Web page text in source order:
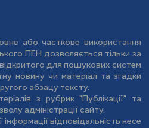
або часткове використання
ПЕН дозволяється тільки за
для пошукових систем
новину чи матеріал та згадки
абзацу тексту.
з рубрик "Публікації" та
адміністрації сайту.
відповідальність несе